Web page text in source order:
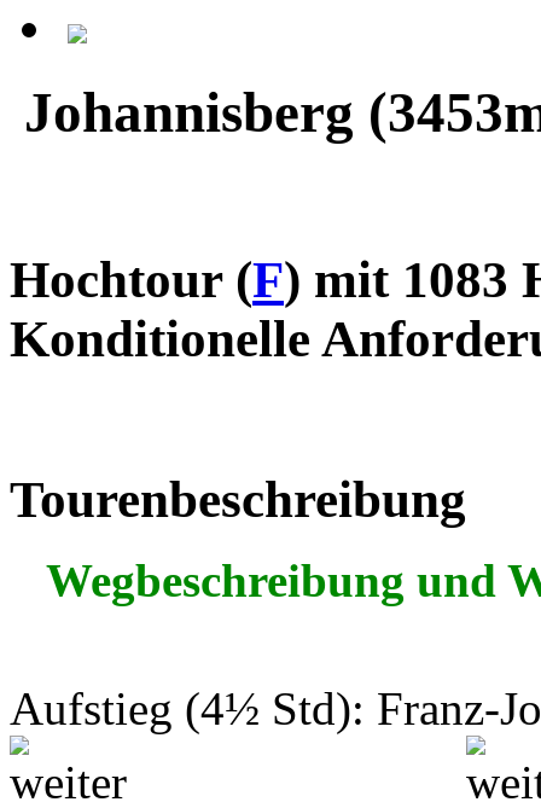
Johannisberg
Hochtour (F) mit 1083
Konditionelle
Tourenbeschreibung
Wegbeschreibung und
Aufstieg (4½ Std): Franz-